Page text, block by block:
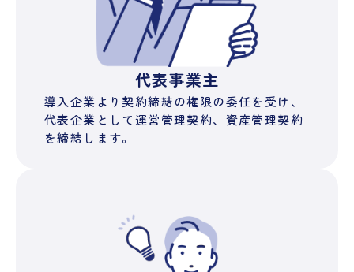
代表事業主
導入企業より契約締結の権限の委任を受け、
代表企業として運営管理契約、資産管理契約
を締結します。